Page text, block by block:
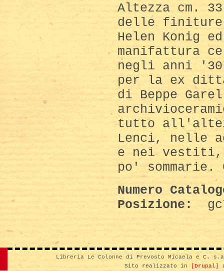
Altezza cm.
delle
Helen Konig
manifattura
negli anni
per la ex
di Beppe
tutto
Lenci, nelle
e nei vestiti,
po' sommarie.
Numero
Posizione:
Libreria Le Colonne di Prevosto Micaela e C.
Sito realizzato in
[Drupal]